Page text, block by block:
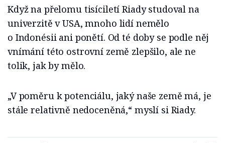
Když na přelomu tisíciletí Riady studoval na
univerzitě v USA, mnoho lidí nemělo
o Indonésii ani ponětí. Od té doby se podle něj
vnímání této ostrovní země zlepšilo, ale ne
tolik, jak by mělo.
„V poměru k potenciálu, jaký naše země má, je
stále relativně nedoceněná,“ myslí si Riady.